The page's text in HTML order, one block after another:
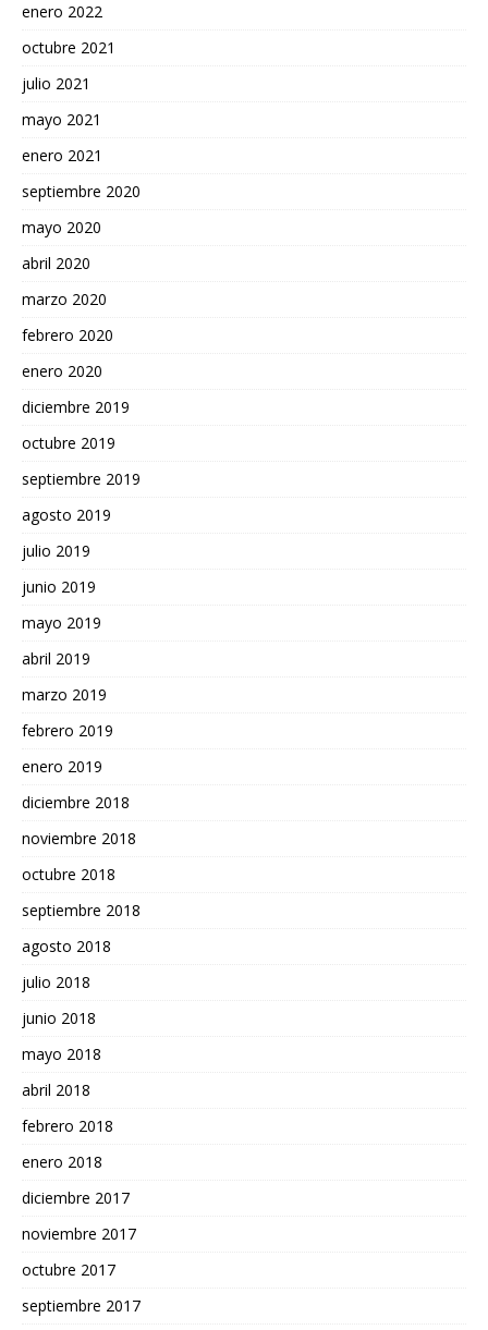
enero 2022
octubre 2021
julio 2021
mayo 2021
enero 2021
septiembre 2020
mayo 2020
abril 2020
marzo 2020
febrero 2020
enero 2020
diciembre 2019
octubre 2019
septiembre 2019
agosto 2019
julio 2019
junio 2019
mayo 2019
abril 2019
marzo 2019
febrero 2019
enero 2019
diciembre 2018
noviembre 2018
octubre 2018
septiembre 2018
agosto 2018
julio 2018
junio 2018
mayo 2018
abril 2018
febrero 2018
enero 2018
diciembre 2017
noviembre 2017
octubre 2017
septiembre 2017